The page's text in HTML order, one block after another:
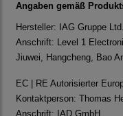
Angaben gemäß
Hersteller: IAG Gruppe Ltd.
Anschrift: Level 1
Jiuwei, Hangcheng, Bao
EC | RE Autorisierter
Kontaktperson: Thomas
Anschrift: IAD GmbH